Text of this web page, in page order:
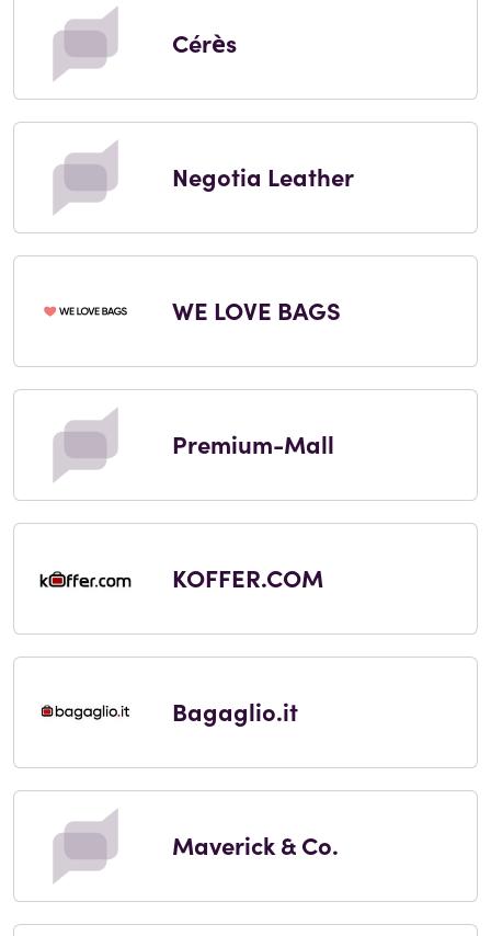
Cérès
Negotia Leather
WE LOVE BAGS
Premium-Mall
KOFFER.COM
Bagaglio.it
Maverick & Co.